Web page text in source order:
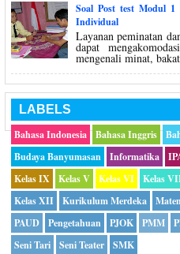
Soal Post test Modul 1
Individual
Layanan peminatan
dapat
mengenali minat,
LABELS
Bahasa Indonesia
Bahasa Inggris
Budaya Banyumasan
Informatika
Kelas IX
Kelas V Kelas VI Kelas
Kelas XII
Kurikulum Merdeka
PAUD
Pengetahuan PJOK PMM
Seni Tari
Seni Teater SMK